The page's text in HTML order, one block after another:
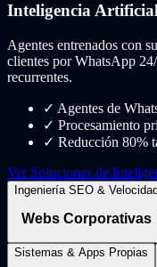
Inteligencia
Agentes entrenados con
clientes por WhatsApp
recurrentes.
✓ Agentes de
✓ Procesamiento
✓ Reducción 80%
Ver Soluciones de
Ingeniería SEO & Velocidad
Webs Corporativas
Sistemas & Apps Propias